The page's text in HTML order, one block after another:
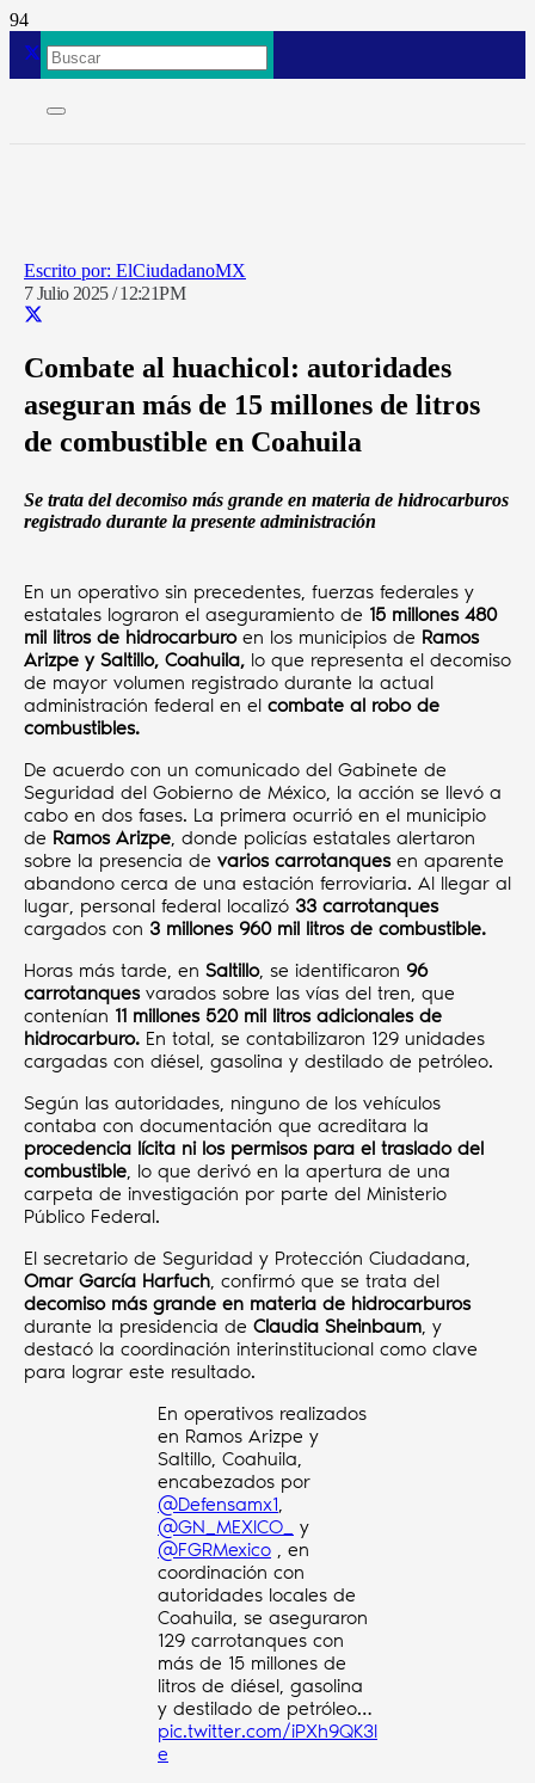
ElCiudadanoMX
7 Julio 2025 / 12:21PM
Combate al huachicol: autoridades
aseguran más de 15 millones de litros
de combustible en Coahuila
Se trata del decomiso más grande en materia de hidrocarburos
registrado durante la presente administración
En un operativo sin precedentes, fuerzas federales y
estatales lograron el aseguramiento de 15 millones 480
mil litros de hidrocarburoen los municipios de Ramos
Arizpe y Saltillo, Coahuila, lo que representa el decomiso
de mayor volumen registrado durante la actual
administración federal en el combate al robo de
combustibles.
De acuerdo con un comunicado del Gabinete de
Seguridad del Gobierno de México, la acción se llevó a
cabo en dos fases. La primera ocurrió en el municipio
de Ramos Arizpe, donde policías estatales alertaron
sobre la presencia de varios carrotanques en aparente
abandono cerca de una estación ferroviaria. Al llegar al
lugar, personal federal localizó 33 carrotanques
cargados con 3 millones 960 mil litros de combustible.
Horas más tarde, en Saltillo, se identificaron 96
carrotanques varados sobre las vías del tren, que
contenían 11 millones 520 mil litros adicionales de
hidrocarburo. En total, se contabilizaron 129 unidades
cargadas con diésel, gasolina y destilado de petróleo.
Según las autoridades, ninguno de los vehículos
contaba con documentación que acreditara la
procedencia lícita ni los permisos para el traslado del
combustible, lo que derivó en la apertura de una
carpeta de investigación por parte del Ministerio
Público Federal.
El secretario de Seguridad y Protección Ciudadana,
Omar García Harfuch, confirmó que se trata del
decomiso más grande en materia de hidrocarburos
durante la presidencia de Claudia Sheinbaum, y
destacó la coordinación interinstitucional como clave
para lograr este resultado.
En operativos realizados
en Ramos Arizpe y
Saltillo, Coahuila,
encabezados por
@Defensamx1,
@GN_MEXICO_
y
@FGRMexico , en
coordinación con
autoridades locales de
Coahuila, se aseguraron
129 carrotanques con
más de 15 millones de
litros de diésel, gasolina
y destilado de petróleo…
pic.twitter.com/iPXh9QK3I
e